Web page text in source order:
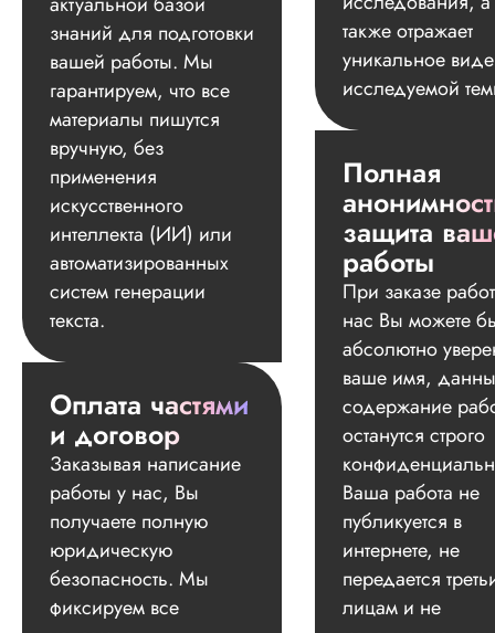
знаний для подготовки
вашей работы. Мы
гарантируем, что все
материалы пишутся
вручную, без
применения
искусственного
интеллекта (ИИ) или
автоматизированных
систем генерации
текста.
Оплата частями
и договор
Заказывая написание
работы у нас, Вы
получаете полную
юридическую
безопасность. Мы
фиксируем все
также отражает
уникальное
исследуемой
Полная
защита
работы
При заказе
нас Вы можете
абсолютно
ваше имя,
содержание
останутся строго
Ваша работа не
публикуется в
интернете, не
передается
лицам и не